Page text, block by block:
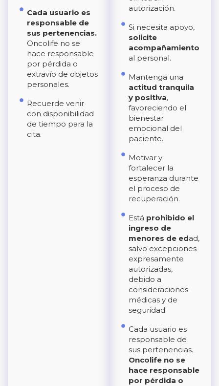
Cada usuario es
responsable de
sus pertenencias.
Oncolife no se
hace responsable
por pérdida o
extravío de objetos
personales.
Recuerde venir
con disponibilidad
de tiempo para la
cita.
autorización.
Si necesita apoyo,
solicite
acompañamiento
al personal.
Mantenga una
actitud tranquila
y positiva,
favoreciendo el
bienestar
emocional del
paciente.
Motivar y
fortalecer la
esperanza durante
el proceso de
recuperación.
Está prohibido el
ingreso de
menores de edad,
salvo excepciones
expresamente
autorizadas,
debido a
consideraciones
médicas y de
seguridad.
Cada usuario es
responsable de
sus pertenencias.
Oncolife no se
hace responsable
por pérdida o